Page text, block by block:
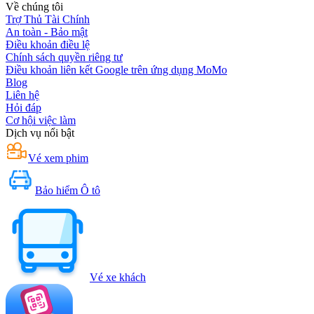
Về chúng tôi
Trợ Thủ Tài Chính
An toàn - Bảo mật
Điều khoản điều lệ
Chính sách quyền riêng tư
Điều khoản liên kết Google trên ứng dụng MoMo
Blog
Liên hệ
Hỏi đáp
Cơ hội việc làm
Dịch vụ nổi bật
Vé xem phim
Bảo hiểm Ô tô
Vé xe khách